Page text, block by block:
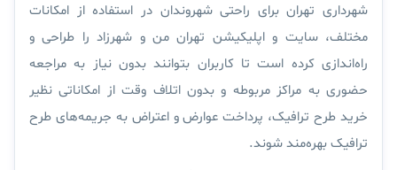
شهرداری تهران برای راحتی شهروندان در استفاده از امکانات
مختلف، سایت و اپلیکیشن تهران من و شهرزادرا طراحی و
راه‌اندازی کرده است تا کاربران بتوانند بدون نیاز به مراجعه
حضوری به مراکز مربوطه و بدون اتلاف وقت از امکاناتی نظیر
خرید طرح ترافیک، پرداخت عوارض و اعتراض به جریمه‌های طرح
ترافیک بهره‌مند شوند.